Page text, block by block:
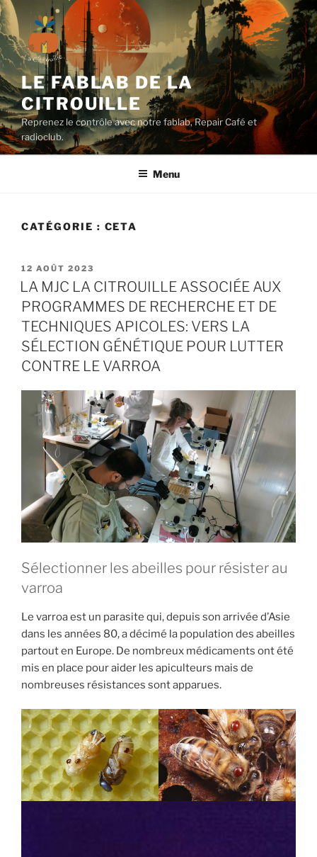
Aller
au
contenu
principal
LE FABLAB DE LA
CITROUILLE
Reprenez le contrôle avec notre fablab, Repair Café et
radioclub.
Menu
CATÉGORIE : CETA
PUBLIÉ
LE
12 AOÛT 2023
LA MJC LA CITROUILLE ASSOCIÉE AUX
PROGRAMMES DE RECHERCHE ET DE
TECHNIQUES APICOLES: VERS LA
SÉLECTION GÉNÉTIQUE POUR LUTTER
CONTRE LE VARROA
Sélectionner les abeilles pour résister au
varroa
Le varroa est un parasite qui, depuis son arrivée d’Asie
dans les années 80, a décimé la population des abeilles
partout en Europe. De nombreux médicaments ont été
mis en place pour aider les apiculteurs mais de
nombreuses résistances sont apparues.